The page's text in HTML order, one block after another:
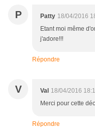
P Patty 18/04/2016
Etant moi même
j'adore!!!
Répondre
V Val 18/04/2016
Merci pour cette
Répondre